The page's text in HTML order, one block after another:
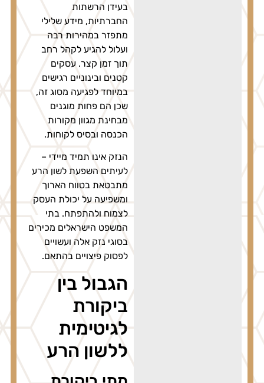
בעידן הרשתות
החברתיות, מידע שלילי
מתפזר במהירות רבה
ועלול להגיע לקהל רחב
תוך זמן קצר. עסקים
קטנים ובינוניים רגישים
במיוחד לפגיעה מסוג זה,
שכן הם פחות מוגנים
מבחינת מגוון מקורות
הכנסה ובסיס לקוחות.
הנזק אינו תמיד מיידי –
לעיתים השפעת לשון הרע
מתבטאת בטווח הארוך
ומשפיעה על יכולת העסק
לצמוח ולהתפתח. בתי
המשפט הישראלים מכירים
בסוגי נזק אלה ועשויים
לפסוק פיצויים בהתאם.
הגבול בין
ביקורת
לגיטימית
ללשון הרע